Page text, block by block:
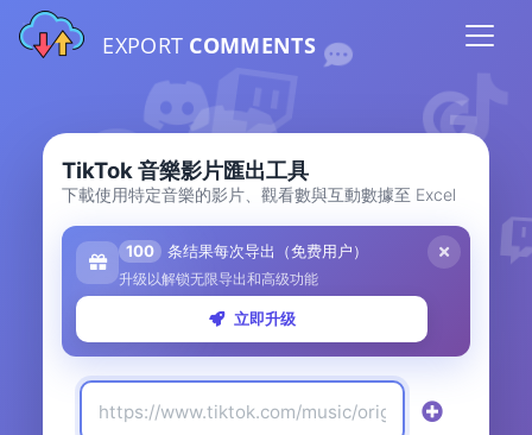
EXPORT COMMENTS
TikTok 音樂影片匯出工具
下載使用特定音樂的影片、觀看數與互動數據至 Excel
100 条结果每次导出（免费用户）
升级以解锁无限导出和高级功能
立即升级